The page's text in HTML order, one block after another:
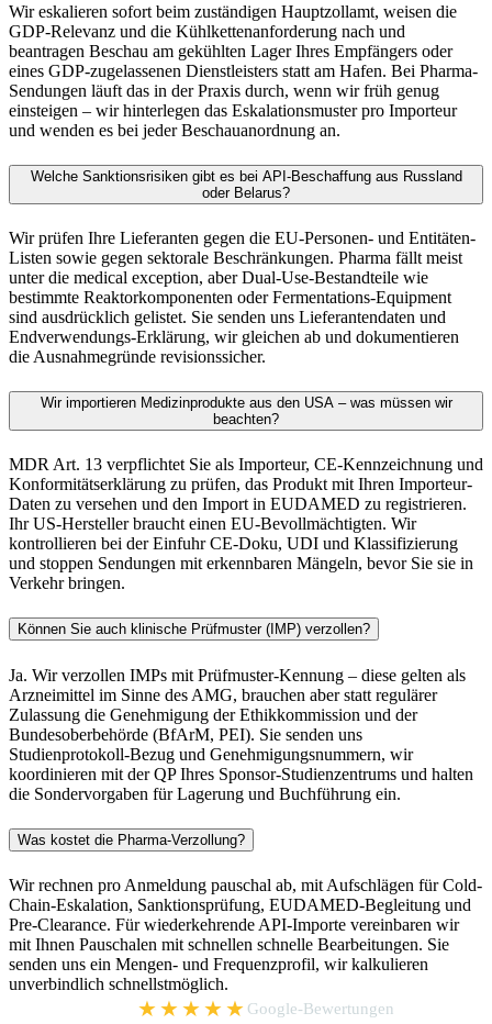
Wir eskalieren sofort beim zuständigen Hauptzollamt, weisen die
GDP-Relevanz und die Kühlkettenanforderung nach und
beantragen Beschau am gekühlten Lager Ihres Empfängers oder
eines GDP-zugelassenen Dienstleisters statt am Hafen. Bei Pharma-
Sendungen läuft das in der Praxis durch, wenn wir früh genug
einsteigen – wir hinterlegen das Eskalationsmuster pro Importeur
und wenden es bei jeder Beschauanordnung an.
Welche Sanktionsrisiken gibt es bei API-Beschaffung aus Russland
oder Belarus?
Wir prüfen Ihre Lieferanten gegen die EU-Personen- und Entitäten-
Listen sowie gegen sektorale Beschränkungen. Pharma fällt meist
unter die medical exception, aber Dual-Use-Bestandteile wie
bestimmte Reaktorkomponenten oder Fermentations-Equipment
sind ausdrücklich gelistet. Sie senden uns Lieferantendaten und
Endverwendungs-Erklärung, wir gleichen ab und dokumentieren
die Ausnahmegründe revisionssicher.
Wir importieren Medizinprodukte aus den USA – was müssen wir
beachten?
MDR Art. 13 verpflichtet Sie als Importeur, CE-Kennzeichnung und
Konformitätserklärung zu prüfen, das Produkt mit Ihren Importeur-
Daten zu versehen und den Import in EUDAMED zu registrieren.
Ihr US-Hersteller braucht einen EU-Bevollmächtigten. Wir
kontrollieren bei der Einfuhr CE-Doku, UDI und Klassifizierung
und stoppen Sendungen mit erkennbaren Mängeln, bevor Sie sie in
Verkehr bringen.
Können Sie auch klinische Prüfmuster (IMP) verzollen?
Ja. Wir verzollen IMPs mit Prüfmuster-Kennung – diese gelten als
Arzneimittel im Sinne des AMG, brauchen aber statt regulärer
Zulassung die Genehmigung der Ethikkommission und der
Bundesoberbehörde (BfArM, PEI). Sie senden uns
Studienprotokoll-Bezug und Genehmigungsnummern, wir
koordinieren mit der QP Ihres Sponsor-Studienzentrums und halten
die Sondervorgaben für Lagerung und Buchführung ein.
Was kostet die Pharma-Verzollung?
Wir rechnen pro Anmeldung pauschal ab, mit Aufschlägen für Cold-
Chain-Eskalation, Sanktionsprüfung, EUDAMED-Begleitung und
Pre-Clearance. Für wiederkehrende API-Importe vereinbaren wir
mit Ihnen Pauschalen mit schnellen schnelle Bearbeitungen. Sie
senden uns ein Mengen- und Frequenzprofil, wir kalkulieren
unverbindlich schnellstmöglich.
★★★★★ Google-Bewertungen